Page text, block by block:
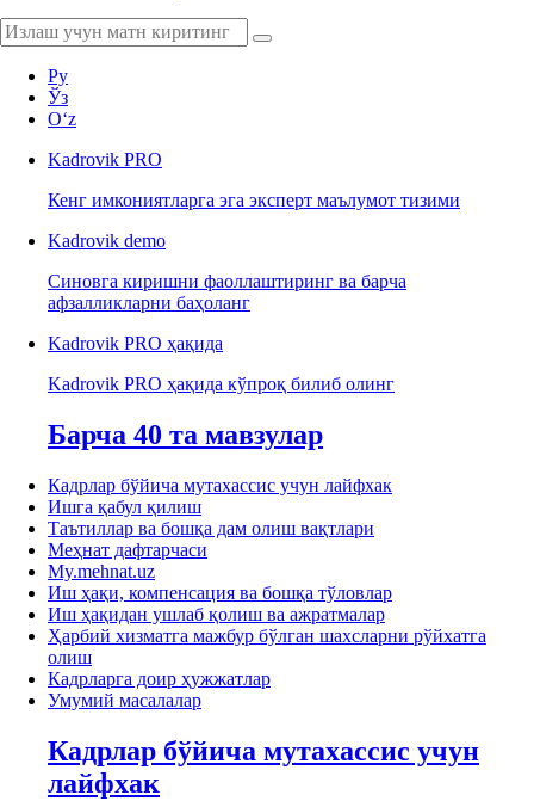
Ру
Ўз
Oʻz
Kadrovik PRO
Кенг имкониятларга эга эксперт маълумот тизими
Kadrovik demo
Синовга киришни фаоллаштиринг ва барча
афзалликларни баҳоланг
Kadrovik PRO ҳақида
Kadrovik PRO ҳақида кўпроқ билиб олинг
Барча 40 та мавзулар
Кадрлар бўйича мутахассис учун лайфхак
Ишга қабул қилиш
Таътиллар ва бошқа дам олиш вақтлари
Меҳнат дафтарчаси
My.mehnat.uz
Иш ҳақи, компенсация ва бошқа тўловлар
Иш ҳақидан ушлаб қолиш ва ажратмалар
Ҳарбий хизматга мажбур бўлган шахсларни рўйхатга
олиш
Кадрларга доир ҳужжатлар
Умумий масалалар
Кадрлар бўйича мутахассис учун
лайфхак